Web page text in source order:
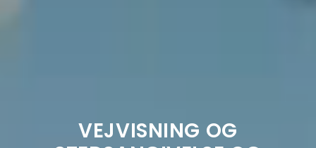
VEJVISNING OG